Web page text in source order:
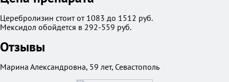
Церебролизин стоит от 1083 до 1512 руб.
Мексидол обойдется в 292-559 руб.
Отзывы
Марина Александровна, 59 лет, Севастополь